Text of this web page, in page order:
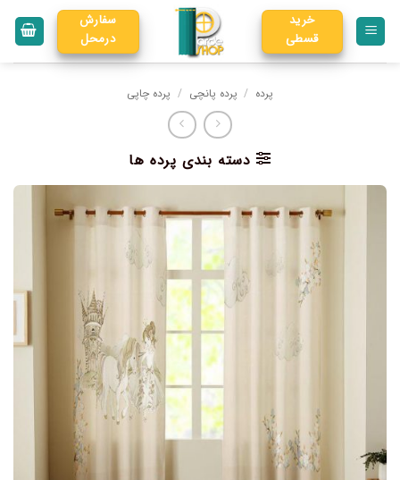
خرید
قسطی
سفارش
درمحل
پرده / پرده پانچی / پرده چاپی
دسته بندی پرده ها